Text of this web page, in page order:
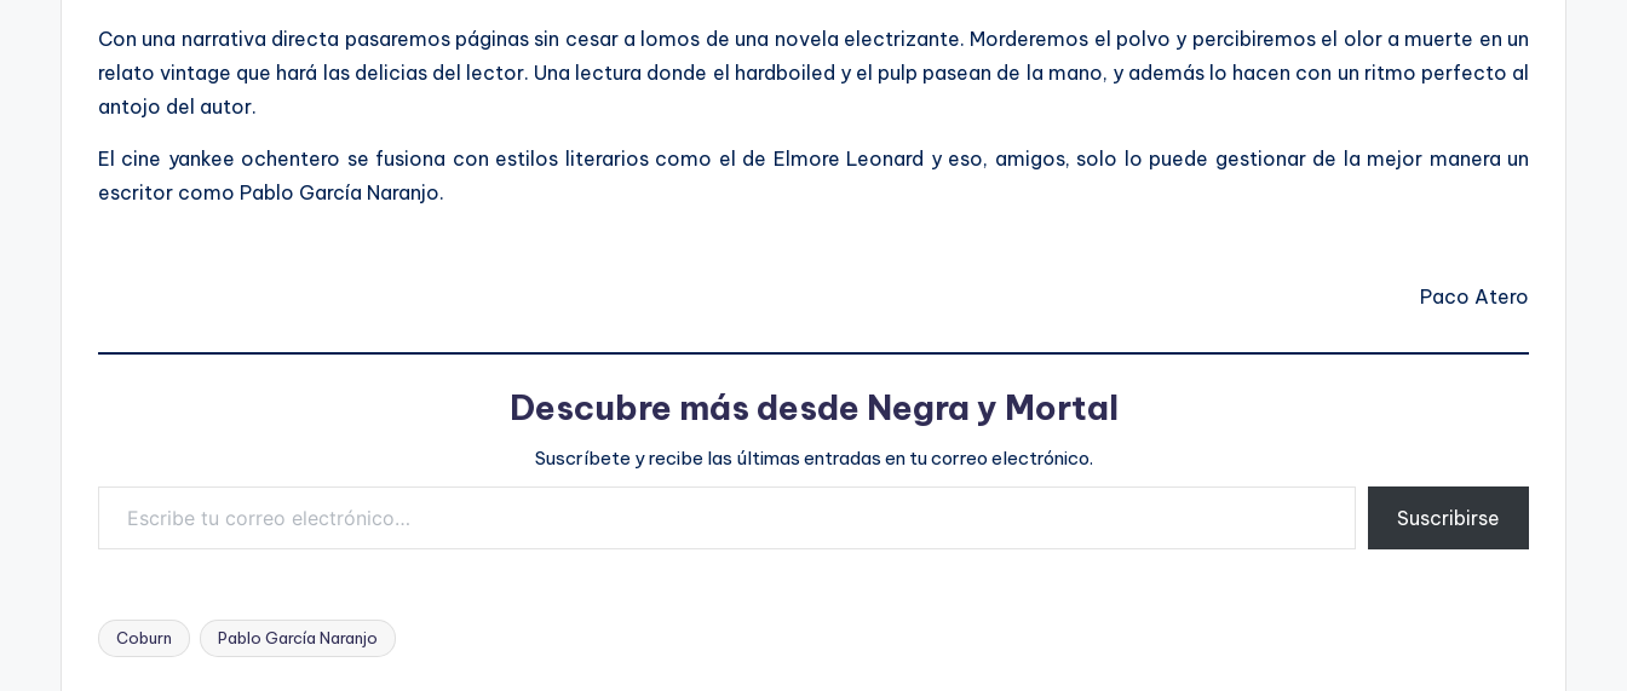
Con una narrativa directa pasaremos páginas sin cesar a lomos de una novela electrizante. Morderemos el polvo y percibiremos el olor a muerte en un
relato vintage que hará las delicias del lector. Una lectura donde el hardboiled y el pulp pasean de la mano, y además lo hacen con un ritmo perfecto al
antojo del autor.
El cine yankee ochentero se fusiona con estilos literarios como el de Elmore Leonard y eso, amigos, solo lo puede gestionar de la mejor manera un
escritor como Pablo García Naranjo.
Paco Atero
Descubre más desde Negra y Mortal
Suscríbete y recibe las últimas entradas en tu correo electrónico.
Escribe tu correo electrónico…
Suscribirse
Etiquetas:
Coburn Pablo García Naranjo